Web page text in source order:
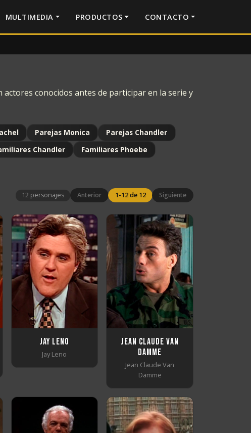
MULTIMEDIA PRODUCTOS CONTACTO
conocidos antes de participar en la serie y
Parejas Monica
Parejas Chandler
Chandler
Familiares Phoebe
12 personajes Anterior 1-12 de 12 Siguiente
Jay Leno
Jay Leno
Jean Claude Van
Damme
Jean Claude Van
Damme